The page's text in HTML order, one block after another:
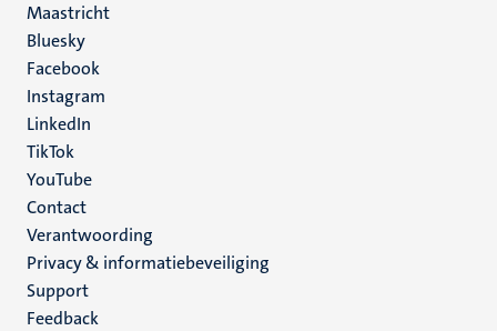
Maastricht
Social
media
Bluesky
Facebook
Instagram
LinkedIn
TikTok
YouTube
Menu
footer
(NL)
Contact
Verantwoording
Privacy & informatiebeveiliging
Support
Feedback